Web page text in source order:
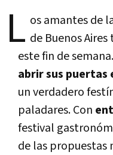
L os amantes de
de Buenos
este fin de
abrir sus puertas
un verdadero
paladares. Con
festival
de las propuestas